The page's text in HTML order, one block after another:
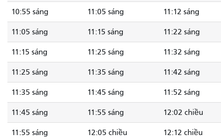
10:55 sáng 11:05 sáng 11:12 sáng
11:05 sáng 11:15 sáng 11:22 sáng
11:15 sáng 11:25 sáng 11:32 sáng
11:25 sáng 11:35 sáng 11:42 sáng
11:35 sáng 11:45 sáng 11:52 sáng
11:45 sáng 11:55 sáng 12:02 chiều
11:55 sáng 12:05 chiều 12:12 chiều